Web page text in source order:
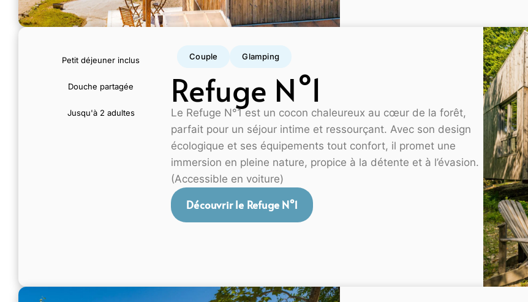
Petit déjeuner inclus
Douche partagée
Jusqu'à 2 adultes
Couple Glamping
Refuge N°1
Le Refuge N°1 est un cocon chaleureux au cœur de la forêt,
parfait pour un séjour intime et ressourçant. Avec son design
écologique et ses équipements tout confort, il promet une
immersion en pleine nature, propice à la détente et à l’évasion.
(Accessible en voiture)
Découvrir le Refuge N°1